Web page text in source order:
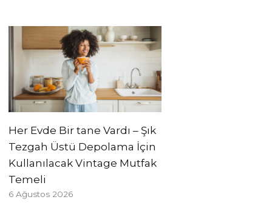
Her Evde Bir tane Vardı – Şık
Tezgah Üstü Depolama İçin
Kullanılacak Vintage Mutfak
Temeli
6 Ağustos 2026